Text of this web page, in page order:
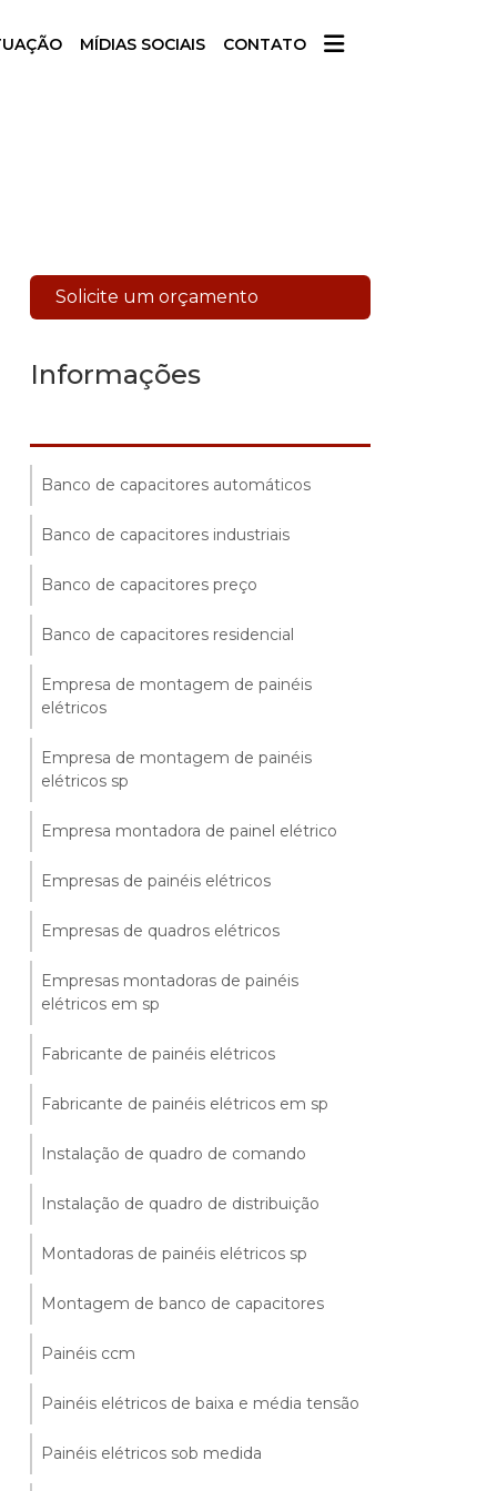
MÍDIAS SOCIAIS CONTATO
Solicite um orçamento
Informações
Banco de capacitores automáticos
Banco de capacitores industriais
Banco de capacitores preço
Banco de capacitores residencial
Empresa de montagem de painéis
elétricos
Empresa de montagem de painéis
elétricos sp
Empresa montadora de painel elétrico
Empresas de painéis elétricos
Empresas de quadros elétricos
Empresas montadoras de painéis
elétricos em sp
Fabricante de painéis elétricos
Fabricante de painéis elétricos em sp
Instalação de quadro de comando
Instalação de quadro de distribuição
Montadoras de painéis elétricos sp
Montagem de banco de capacitores
Painéis ccm
Painéis elétricos de baixa e média tensão
Painéis elétricos sob medida